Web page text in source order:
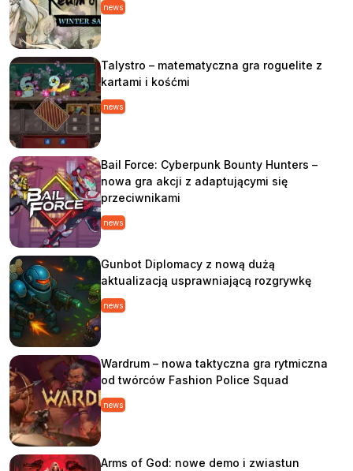
news
Talystro – matematyczna gra roguelite z
kartami i kośćmi
news
Bail Force: Cyberpunk Bounty Hunters –
nowa gra akcji z adaptującymi się
przeciwnikami
news
Gunbot Diplomacy z nową dużą
aktualizacją usprawniającą rozgrywkę
news
Wardrum – nowa taktyczna gra rytmiczna
od twórców Fashion Police Squad
news
Arms of God: nowe demo i zwiastun